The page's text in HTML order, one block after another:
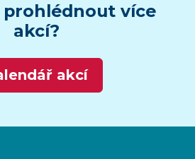
prohlédnout více
akcí?
akcí